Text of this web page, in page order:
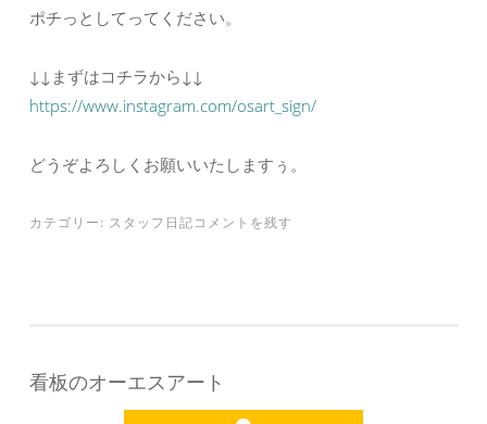
ポチっとしてってください。
↓↓まずはコチラから↓↓
https://www.instagram.com/osart_sign/
どうぞよろしくお願いいたしますぅ。
カテゴリー: スタッフ日記コメントを残す
看板のオーエスアート